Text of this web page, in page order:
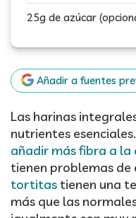
25g de azúcar
Añadir a fuentes
Las harinas
nutrientes
añadir más fibra a la
tienen problemas de
tortitas tienen una
más que las